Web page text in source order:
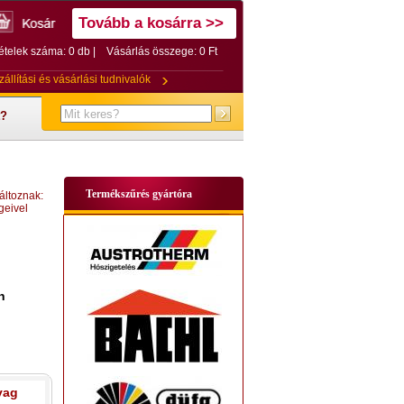
Tovább a kosárra >>
száma: 0 db | Vásárlás összege: 0 Ft
és vásárlási tudnivalók
Termékszűrés gyártóra